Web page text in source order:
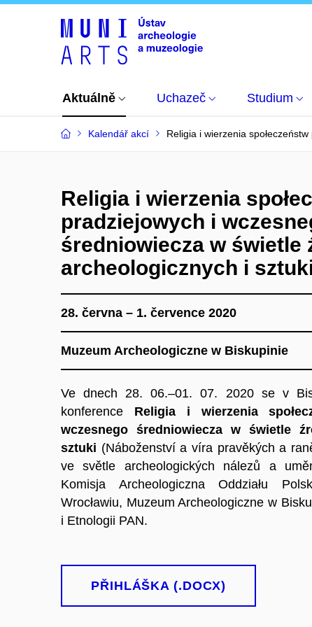
Aktuálně Uchazeč Studium
Kalendář akcí Religia i wierzenia
Religia i wierzenia
pradziejowych i
średniowiecza w świetle
archeologicznych i
28. června – 1. července 2020
Muzeum Archeologiczne w Biskupinie
Ve dnech 28. 06.–01. 07. 2020 se v
konference Religia i wierzenia
wczesnego średniowiecza w świetle
sztuki (Náboženství a víra pravěkých a
ve světle archeologických nálezů a
Komisja Archeologiczna Oddziału
Wrocławiu, Muzeum Archeologiczne w
i Etnologii PAN.
PŘIHLÁŠKA (.DOCX)